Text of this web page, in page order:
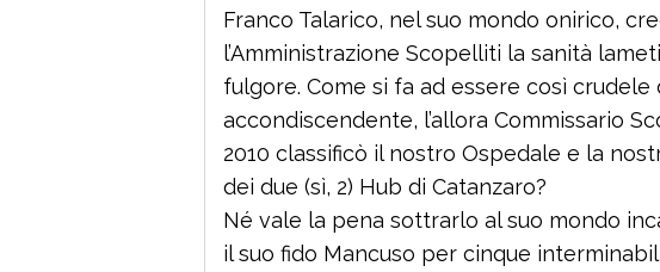
Franco Talarico, nel suo mondo onirico,
l’Amministrazione Scopelliti la sanità
fulgore. Come si fa ad essere così
accondiscendente, l’allora Commissario
2010 classificò il nostro Ospedale e la
dei due (sì, 2) Hub di Catanzaro?
Né vale la pena sottrarlo al suo mondo
il suo fido Mancuso per cinque